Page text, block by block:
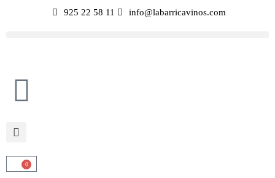
925 22 58 11 info@labarricavinos.com
0